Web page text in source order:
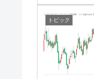
トピック